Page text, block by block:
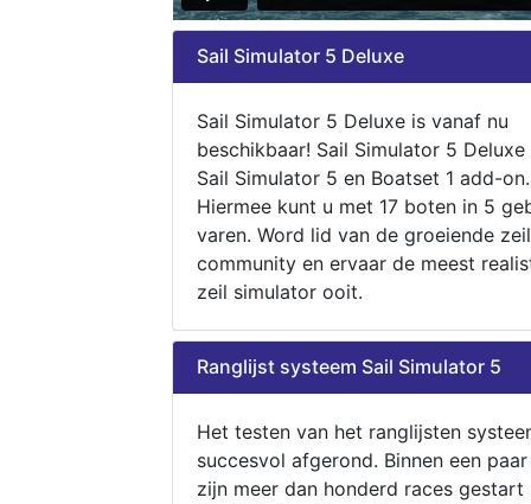
Sail Simulator 5 Deluxe
Sail Simulator 5 Deluxe is vanaf nu
beschikbaar! Sail Simulator 5
Sail Simulator 5 en Boatset 1 add-on.
Hiermee kunt u met 17 boten in 5
varen. Word lid van de groeiende zeil
community en ervaar de meest
zeil simulator ooit.
Ranglijst systeem Sail Simulator 5
Het testen van het ranglijsten
succesvol afgerond. Binnen een
zijn meer dan honderd races gestart